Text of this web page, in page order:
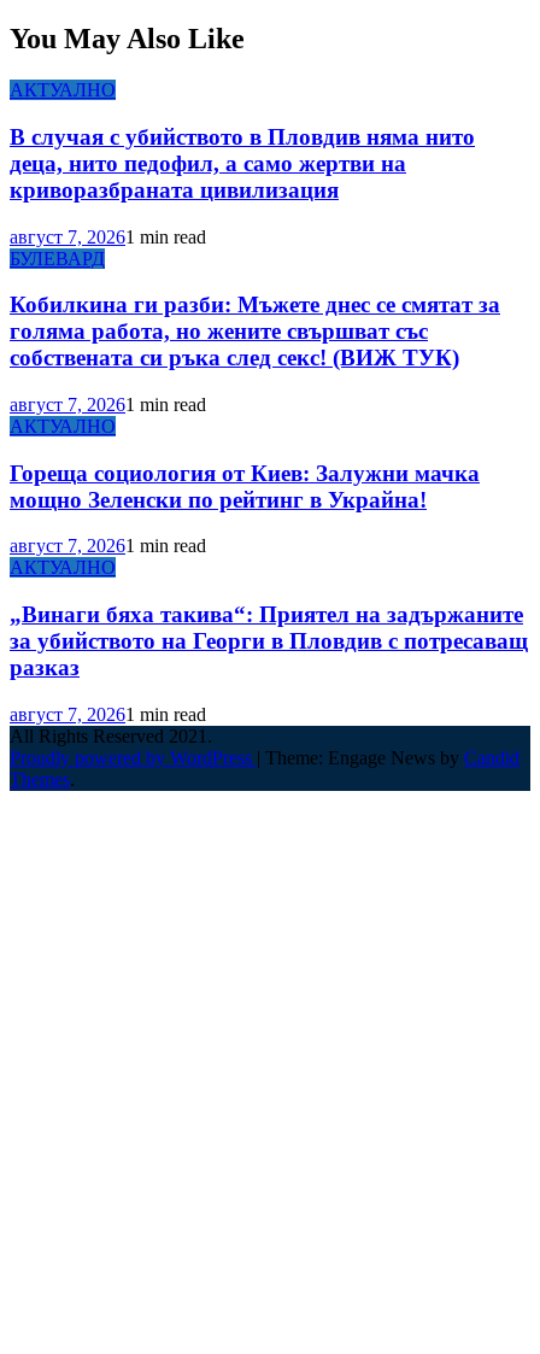
You May Also Like
АКТУАЛНО
В случая с убийството в Пловдив няма нито
деца, нито педофил, а само жертви на
криворазбраната цивилизация
август 7, 20261 min read
БУЛЕВАРД
Кобилкина ги разби: Мъжете днес се смятат за
голяма работа, но жените свършват със
собствената си ръка след секс! (ВИЖ ТУК)
август 7, 20261 min read
АКТУАЛНО
Гореща социология от Киев: Залужни мачка
мощно Зеленски по рейтинг в Украйна!
август 7, 20261 min read
АКТУАЛНО
„Винаги бяха такива“: Приятел на задържаните
за убийството на Георги в Пловдив с потресаващ
разказ
август 7, 20261 min read
All Rights Reserved 2021.
Proudly powered by WordPress | Theme: Engage News by Candid
Themes.